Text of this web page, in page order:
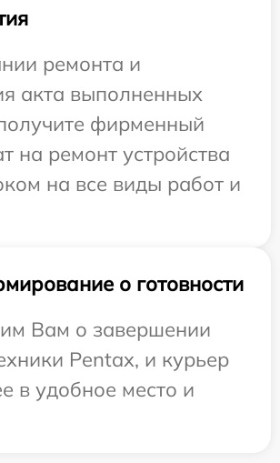
ремонта и
акта выполненных
фирменный
на ремонт устройства
на все виды работ и
о готовности
Вам о завершении
Pentax, и курьер
в удобное место и